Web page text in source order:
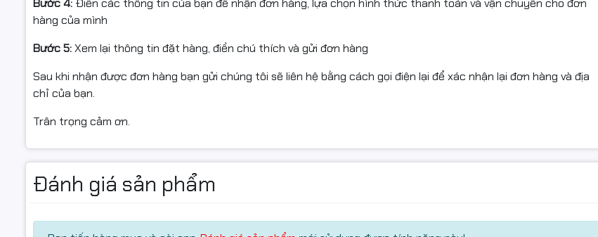
phím và số. Với các phím kích thước phù hợp và khoảng cách giữa chúng được tính toán kỹ lưỡng, mang lại cảm
giác thoải mái khi gõ và giảm thiểu tối đa lỗi khi nhập liệu, với việc trang bị đèn nền (tùy option), những lúc làm việc
trong điều kiện trời tối sẽ dễ dàng, hiệu suất hơn.
Touchpad có kích cỡ rộng rãi và độ nhạy tốt, cho phép người dùng tương tác trơn tru, phản hồi nhanh chóng với
mọi cử chỉ đa chạm.
Cổng kết nối đa dạng
cầu đa dạng của người dùng, từ việc truyền tải dữ liệu một cách nhanh chóng đến việc kết nối với các thiết bị
ngoại vi và màn hình phụ.
đầu đọc thẻ. Bên phải laptop có một đầu đọc thẻ nhớ microSD, cổng tai nghe và micrô 3,5mm, hai cổng USB 3.2
hàng của mình
Bước 5:Xem lại thông tin đặt hàng, điền chú thích và gửi đơn hàng
Sau khi nhận được đơn hàng bạn gửi chúng tôi sẽ liên hệ bằng cách gọi điện lại để xác nhận lại đơn hàng và địa
chỉ của bạn.
Trân trọng cảm ơn.
Đánh giá sản phẩm